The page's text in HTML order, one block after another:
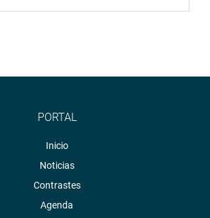
PORTAL
Inicio
Noticias
Contrastes
Agenda